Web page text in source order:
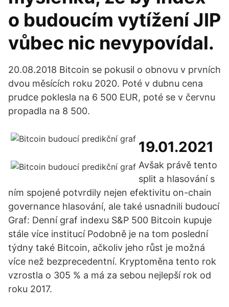
o budoucím vytížení JIP
vůbec nic nevypovídal.
20.08.2018 Bitcoin se pokusil o obnovu v prvních
dvou měsících roku 2020. Poté v dubnu cena
prudce poklesla na 6 500 EUR, poté se v červnu
propadla na 8 500.
19.01.2021
Avšak právě tento
split a hlasování s
ním spojené potvrdily nejen efektivitu on-chain
governance hlasování, ale také usnadnili budoucí
Graf: Denní graf indexu S&P 500 Bitcoin kupuje
stále více institucí Podobně je na tom poslední
týdny také Bitcoin, ačkoliv jeho růst je možná
více než bezprecedentní. Kryptoměna tento rok
vzrostla o 305 % a má za sebou nejlepší rok od
roku 2017.